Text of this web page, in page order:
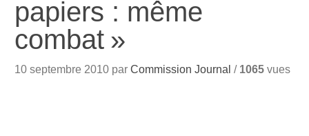
papiers : même
combat »
10 septembre 2010 parCommission Journal / 1065 vues